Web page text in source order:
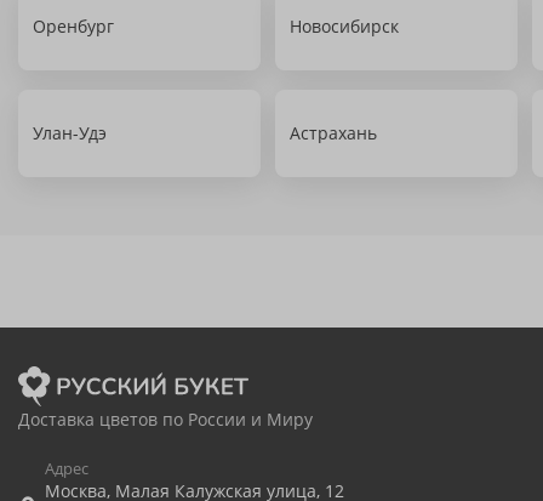
Оренбург Новосибирск
Улан-Удэ Астрахань
Доставка цветов по России и Миру
Адрес
Москва, Малая Калужская улица, 12